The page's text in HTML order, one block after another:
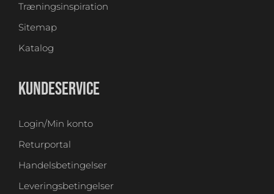
Træningsinspiration
Sitemap
Katalog
KUNDESERVICE
Login/Min konto
Returportal
Handelsbetingelser
Leveringsbetingelser